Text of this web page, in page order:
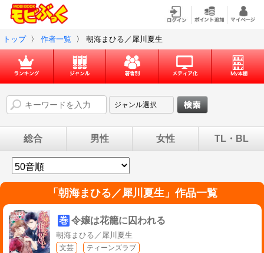
トップ 〉 作者一覧 〉 朝海まひる／犀川夏生
総合 男性 女性 TL・BL
「 朝海まひる／犀川夏生」作品一覧
巻 令嬢は花籠に囚われる
朝海まひる／犀川夏生
文芸
ティーンズラブ